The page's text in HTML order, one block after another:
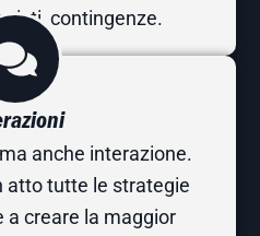
contingenze.
anche interazione.
atto tutte le strategie
a creare la maggior